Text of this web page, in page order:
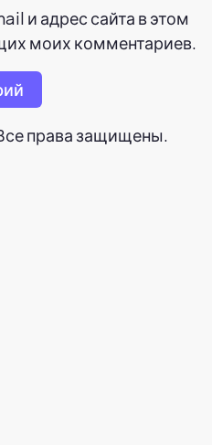
и адрес сайта в этом
моих комментариев.
права защищены.